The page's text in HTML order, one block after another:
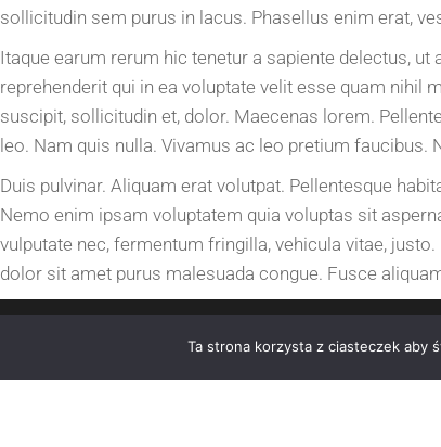
sollicitudin sem purus in lacus. Phasellus enim erat,
Itaque earum rerum hic tenetur a sapiente delectus,
reprehenderit qui in ea voluptate velit esse quam nihil
suscipit, sollicitudin et, dolor. Maecenas lorem.
leo. Nam quis nulla. Vivamus ac leo pretium
Duis pulvinar. Aliquam erat volutpat. Pellentesque
Nemo enim ipsam voluptatem quia voluptas sit
vulputate nec, fermentum fringilla, vehicula vitae,
dolor sit amet purus malesuada congue. Fusce
Ta strona korzysta z ciasteczek aby